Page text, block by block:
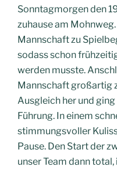
Sonntagmorgen den
zuhause am
Mannschaft zu
sodass schon
werden musste.
Mannschaft großartig
Ausgleich her und
Führung. In einem
stimmungsvoller
Pause. Den Start der
unser Team dann